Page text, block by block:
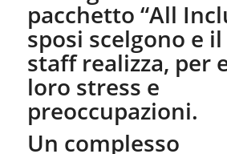
pacchetto “All
sposi scelgono e
staff realizza, per
loro stress e
preoccupazioni.
Un complesso